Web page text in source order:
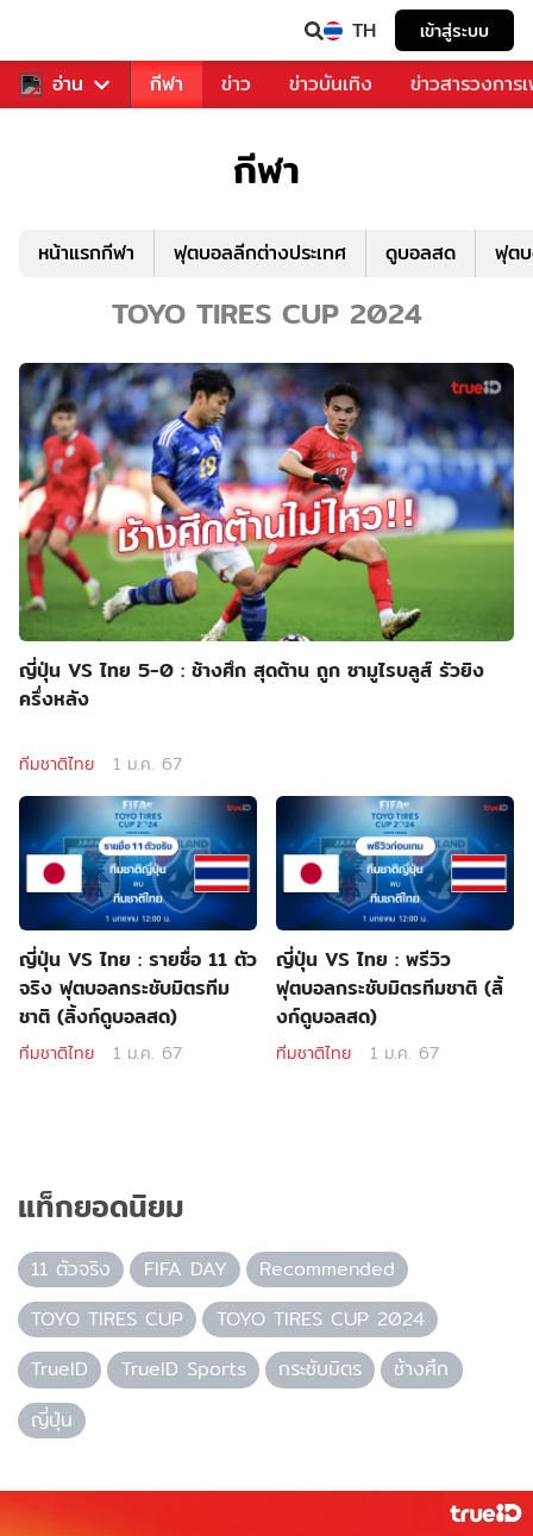
TH เข้าสู่ระบบ
อ่าน
สำหรับคุณ กีฬา ข่าว ข่าวบันเทิง ข่าวสารวงการ
กีฬา
หน้าแรกกีฬา ฟุตบอลลีกต่างประเทศ ดูบอลสด ฟุต
TOYO TIRES CUP 2024
ญี่ปุ่น VS ไทย 5-0 : ช้างศึก สุดต้าน ถูก ซามูไรบลูส์ รัวยิง
ครึ่งหลัง
ทีมชาติไทย 1 ม.ค. 67
ญี่ปุ่น VS ไทย : รายชื่อ 11 ตัว
จริง ฟุตบอลกระชับมิตรทีม
ชาติ (ลิ้งก์ดูบอลสด)
ทีมชาติไทย 1 ม.ค. 67
ญี่ปุ่น VS ไทย : พรีวิว
ฟุตบอลกระชับมิตรทีมชาติ (ลิ้
งก์ดูบอลสด)
ทีมชาติไทย 1 ม.ค. 67
แท็กยอดนิยม
11 ตัวจริง FIFA DAY
Recommended
TOYO TIRES CUP
TOYO TIRES CUP 2024
TrueID
TrueID Sports กระชับมิตร
ช้างศึก
ญี่ปุ่น